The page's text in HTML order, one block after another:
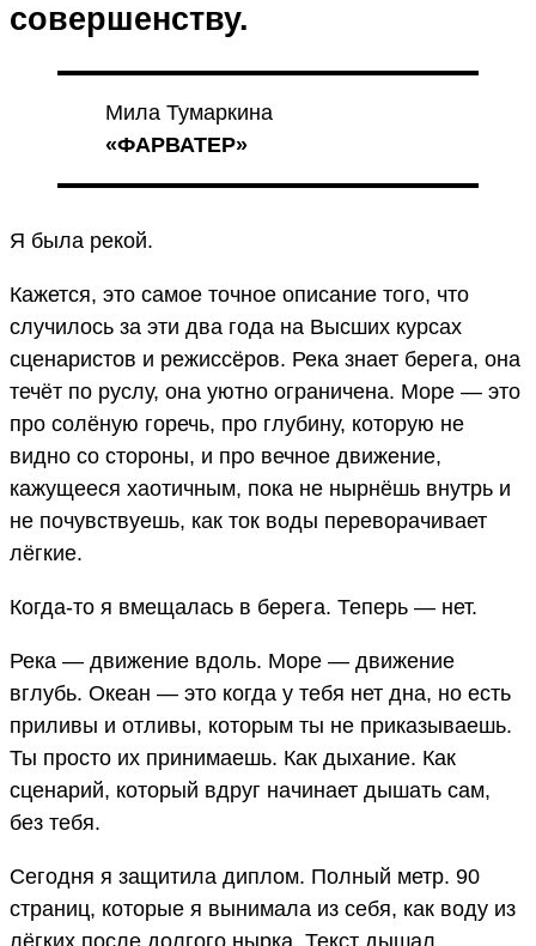
совершенству.
Мила Тумаркина
«ФАРВАТЕР»
Я была рекой.
Кажется, это самое точное описание того, что
случилось за эти два года на Высших курсах
сценаристов и режиссёров. Река знает берега, она
течёт по руслу, она уютно ограничена. Море — это
про солёную горечь, про глубину, которую не
видно со стороны, и про вечное движение,
кажущееся хаотичным, пока не нырнёшь внутрь и
не почувствуешь, как ток воды переворачивает
лёгкие.
Когда-то я вмещалась в берега. Теперь — нет.
Река — движение вдоль. Море — движение
вглубь. Океан — это когда у тебя нет дна, но есть
приливы и отливы, которым ты не приказываешь.
Ты просто их принимаешь. Как дыхание. Как
сценарий, который вдруг начинает дышать сам,
без тебя.
Сегодня я защитила диплом. Полный метр. 90
страниц, которые я вынимала из себя, как воду из